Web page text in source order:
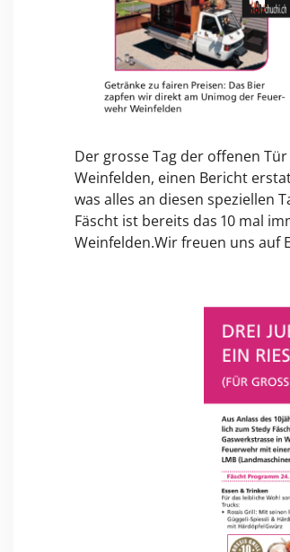
Der grosse Tag der offenen
Weinfelden, einen Bericht
was alles an diesen speziellen
Fäscht ist bereits das 10 mal
Weinfelden.Wir freuen uns auf